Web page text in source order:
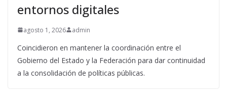
entornos digitales
agosto 1, 2026 admin
Coincidieron en mantener la coordinación entre el
Gobierno del Estado y la Federación para dar continuidad
a la consolidación de políticas públicas.